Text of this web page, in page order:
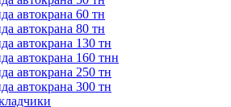
автокрана 60 тн
автокрана 80 тн
автокрана 130 тн
автокрана 160 тнн
автокрана 250 тн
автокрана 300 тн